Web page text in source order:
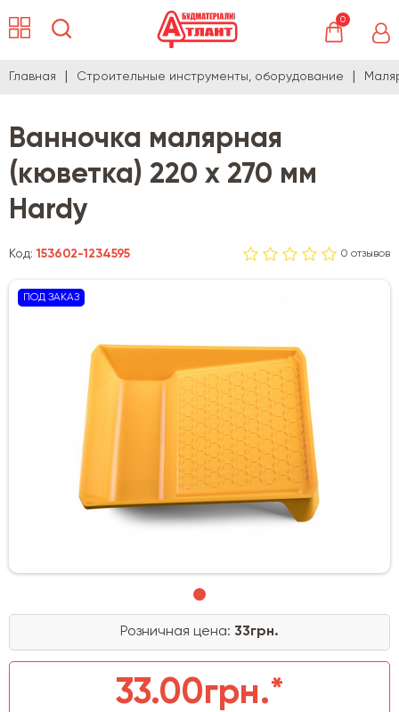
0
Главная Строительные инструменты, оборудование
Ванночка малярная
(кюветка) 220 х 270 мм
Hardy
Код:153602-1234595 0 отзывов
ПОД ЗАКАЗ
Розничная цена: 33грн.
33.00грн.*